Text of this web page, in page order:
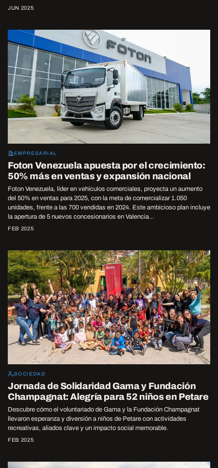
JUN 2025
EMPRESARIAL
Foton Venezuela apuesta por el crecimiento:
50% más en ventas y expansión nacional
Foton Venezuela, líder en vehículos comerciales, proyecta un aumento
del 50% en ventas para 2025, con la meta de comercializar 1.050
unidades, frente a las 700 vendidas en 2024. Este ambicioso plan incluye
la apertura de 5 nuevos concesionarios en Valencia…
FEB 2025
SOCIEDAD
Jornada de Solidaridad Gama y Fundación
Champagnat: Alegría para 52 niños en Petare
Descubre cómo el voluntariado de Gama y la Fundación Champagnat
llevaron esperanza y diversión a niños de Petare con actividades
recreativas, aliados clave y un impacto social memorable.
FEB 2025